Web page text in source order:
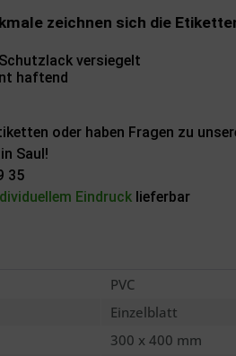
zeichnen sich die
versiegelt
haftend
oder haben Fragen zu
Saul!
35
Eindruck lieferbar
PVC
Einzelblatt
300 x 400 mm